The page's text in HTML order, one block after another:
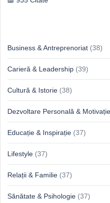
Business & Antreprenoriat (38)
Carieră & Leadership (39)
Cultură & Istorie (38)
Dezvoltare Personală & Motivație
Educație & Inspirație (37)
Lifestyle (37)
Relații & Familie (37)
Sănătate & Psihologie (37)